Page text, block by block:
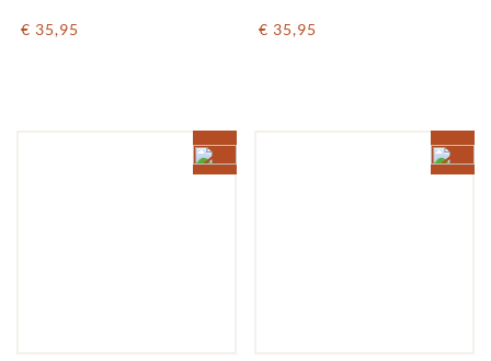
€ 35,95 € 35,95